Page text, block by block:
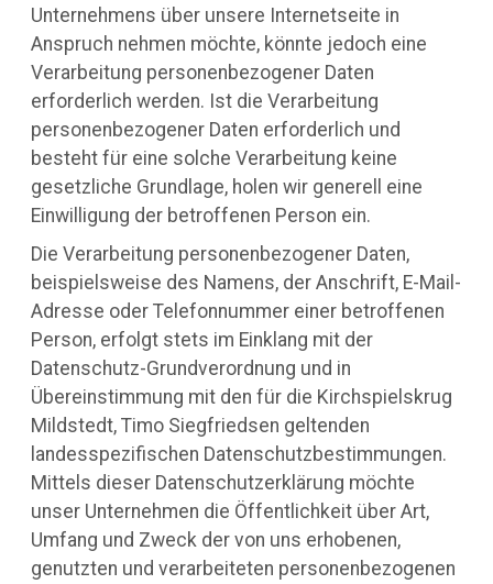
Unternehmens über unsere Internetseite in
Anspruch nehmen möchte, könnte jedoch eine
Verarbeitung personenbezogener Daten
erforderlich werden. Ist die Verarbeitung
personenbezogener Daten erforderlich und
besteht für eine solche Verarbeitung keine
gesetzliche Grundlage, holen wir generell eine
Einwilligung der betroffenen Person ein.
Die Verarbeitung personenbezogener Daten,
beispielsweise des Namens, der Anschrift, E-Mail-
Adresse oder Telefonnummer einer betroffenen
Person, erfolgt stets im Einklang mit der
Datenschutz-Grundverordnung und in
Übereinstimmung mit den für die Kirchspielskrug
Mildstedt, Timo Siegfriedsen geltenden
landesspezifischen Datenschutzbestimmungen.
Mittels dieser Datenschutzerklärung möchte
unser Unternehmen die Öffentlichkeit über Art,
Umfang und Zweck der von uns erhobenen,
genutzten und verarbeiteten personenbezogenen